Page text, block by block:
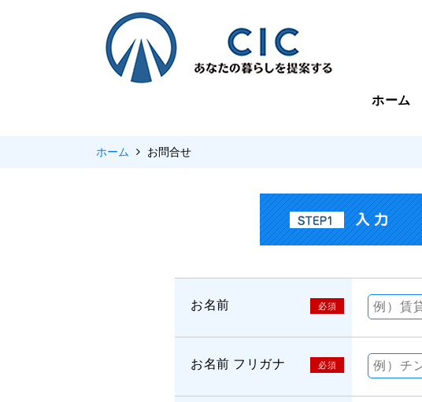
ホーム
ホーム お問合せ
お名前 必須
お名前 フリガナ 必須